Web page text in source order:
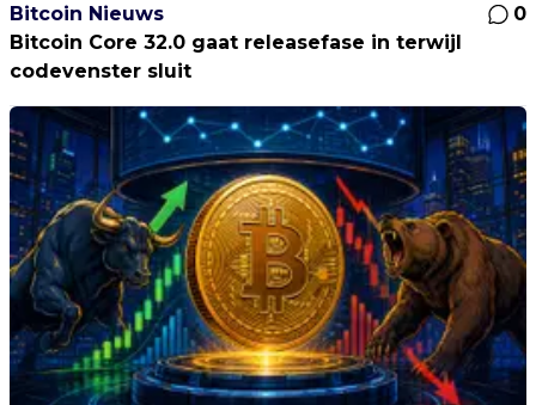
Bitcoin Nieuws
0
Bitcoin Core 32.0 gaat releasefase in terwijl
codevenster sluit